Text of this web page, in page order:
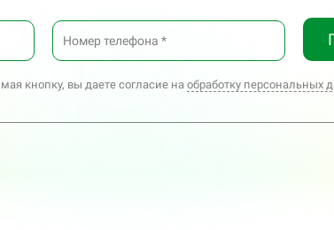
кнопку, вы даете согласие на обработку персональных